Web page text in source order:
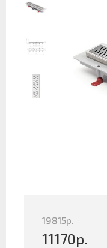
19815р.
11170р.